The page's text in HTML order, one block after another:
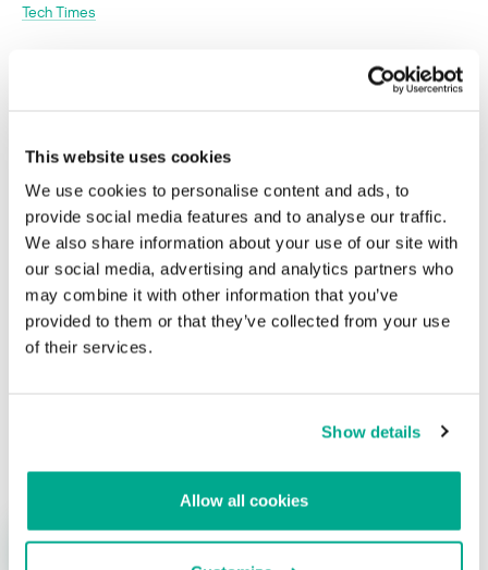
This website uses cookies
We use cookies to personalise content and ads, to
provide social media features and to analyse our traffic.
We also share information about your use of our site with
our social media, advertising and analytics partners who
may combine it with other information that you’ve
provided to them or that they’ve collected from your use
of their services.
Show details
Allow all cookies
Tech Times
Google elimina 13 aplicaciones fraudulentas
para Instagram de su tienda para Android
Su dirección de correo electrónico no será publicada. Los
campos obligatorios están marcados con*
Correo electrónico*